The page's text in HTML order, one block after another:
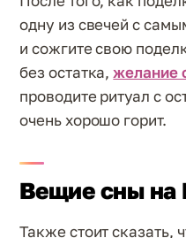
одну из свечей с
и сожгите свою
без остатка,желание
проводите ритуал с
очень хорошо горит.
Вещие сны на
Также стоит сказать,